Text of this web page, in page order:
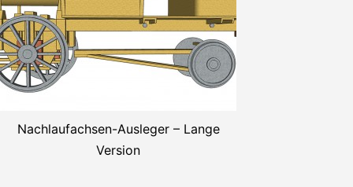
Nachlaufachsen-Ausleger – Lange
Version